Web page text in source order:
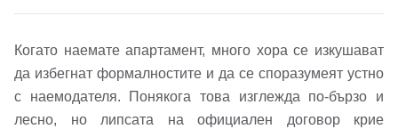
Вход Регистрация
Имейл Адрес
Когато наемате апартамент, много хора се изкушават
да избегнат формалностите и да се споразумеят устно
с наемодателя. Понякога това изглежда по-бързо и
лесно, но липсата на официален договор крие
Име*